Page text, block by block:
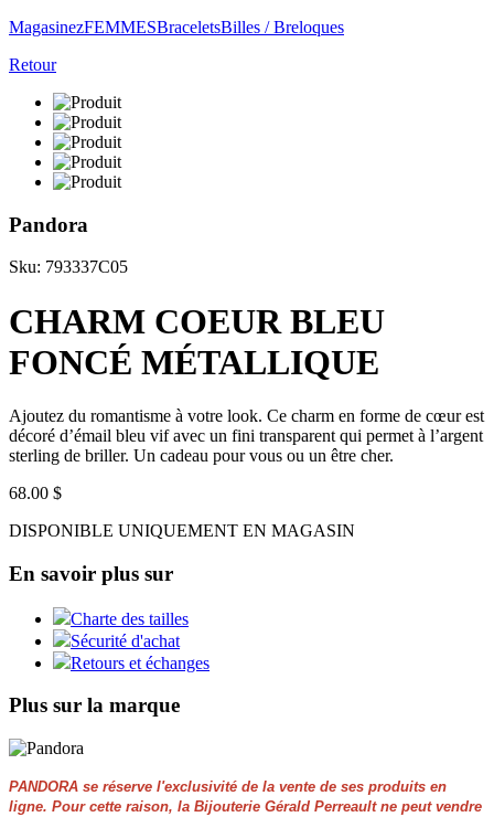
MagasinezFEMMESBraceletsBilles / Breloques
Retour
Pandora
Sku: 793337C05
CHARM COEUR BLEU
FONCÉ MÉTALLIQUE
Ajoutez du romantisme à votre look. Ce charm en forme de cœur est
décoré d’émail bleu vif avec un fini transparent qui permet à l’argent
sterling de briller. Un cadeau pour vous ou un être cher.
68.00 $
DISPONIBLE UNIQUEMENT EN MAGASIN
En savoir plus sur
Charte des tailles
Sécurité d'achat
Retours et échanges
Plus sur la marque
PANDORA se réserve l'exclusivité de la vente de ses produits en
ligne. Pour cette raison, la Bijouterie Gérald Perreault ne peut vendre